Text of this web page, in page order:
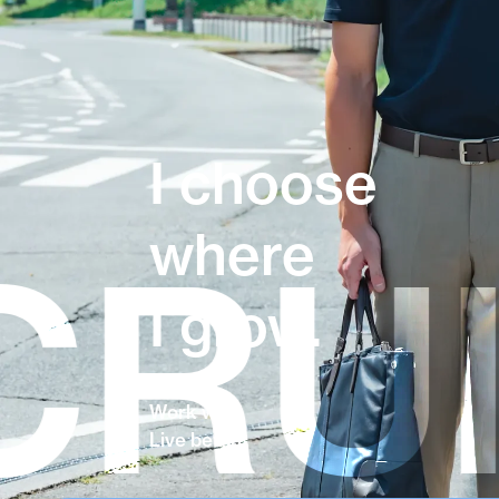
I choose
where
I grow.
Work well.
Live better.